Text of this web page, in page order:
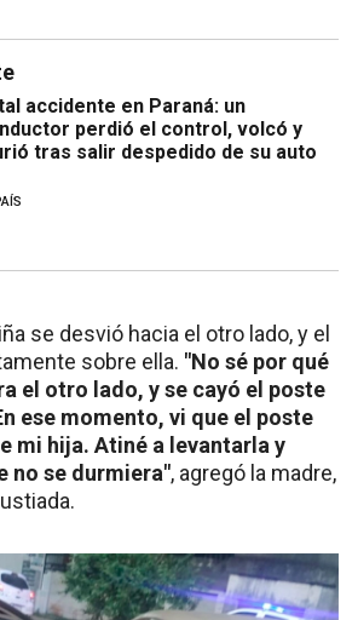
accidente en Paraná: un
perdió el control, volcó y
tras salir despedido de su auto
se desvió hacia el otro lado, y el
sobre ella. "No sé por qué
el otro lado, y se cayó el poste
ese momento, vi que el poste
mi hija. Atiné a levantarla y
no se durmiera", agregó la madre,